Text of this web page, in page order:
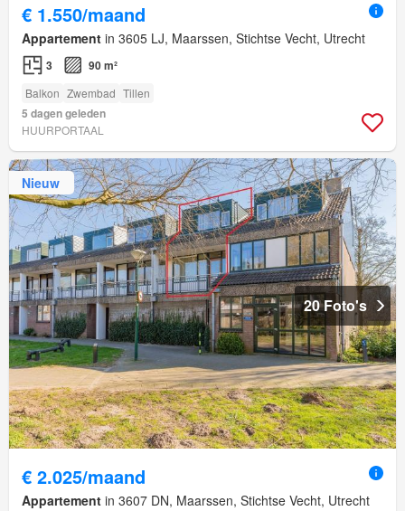
€ 1.550/maand
Appartement in 3605 LJ, Maarssen, Stichtse Vecht, Utrecht
3 90 m²
Balkon Zwembad Tillen
5 dagen geleden
HUURPORTAAL
Nieuw
20 Foto's
€ 2.025/maand
Appartement in 3607 DN, Maarssen, Stichtse Vecht, Utrecht